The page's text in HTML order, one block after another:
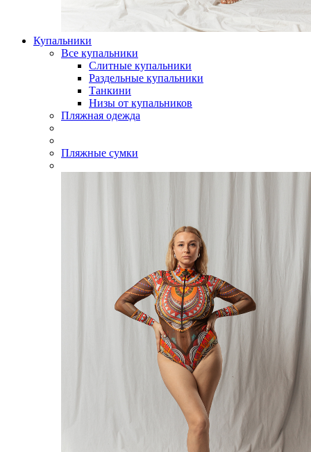
Купальники
Все купальники
Слитные купальники
Раздельные купальники
Танкини
Низы от купальников
Пляжная одежда
Пляжные сумки